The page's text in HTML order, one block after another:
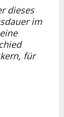
dieses
im
für